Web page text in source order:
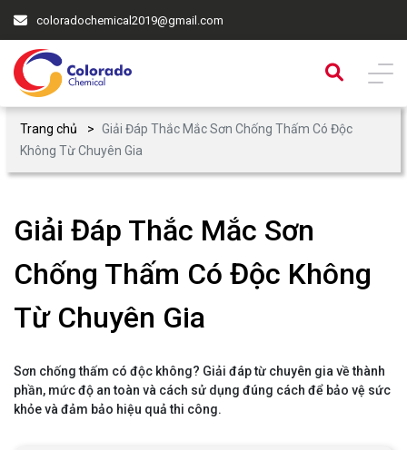
coloradochemical2019@gmail.com
Trang chủ
Giải Đáp Thắc Mắc Sơn Chống Thấm Có Độc
Không Từ Chuyên Gia
Giải Đáp Thắc Mắc Sơn
Chống Thấm Có Độc Không
Từ Chuyên Gia
Sơn chống thấm có độc không? Giải đáp từ chuyên gia về thành
phần, mức độ an toàn và cách sử dụng đúng cách để bảo vệ sức
khỏe và đảm bảo hiệu quả thi công.